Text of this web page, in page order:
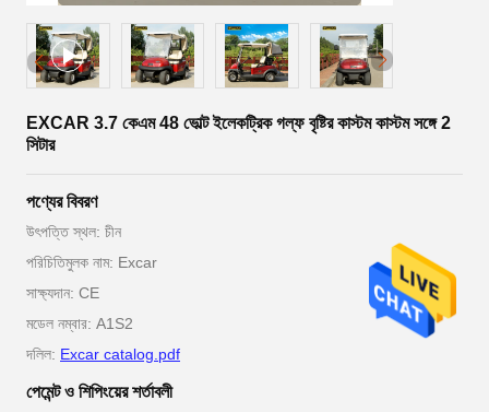
EXCAR 3.7 কেএম 48 ভোল্ট ইলেকট্রিক গল্ফ বৃষ্টির কাস্টম কাস্টম সঙ্গে 2
সিটার
পণ্যের বিবরণ
উৎপত্তি স্থল: চীন
পরিচিতিমুলক নাম: Excar
সাক্ষ্যদান: CE
মডেল নম্বার: A1S2
দলিল: Excar catalog.pdf
পেমেন্ট ও শিপিংয়ের শর্তাবলী